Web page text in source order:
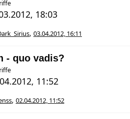
18:03
, 03.04.2012, 16:11
- quo vadis?
11:52
, 02.04.2012, 11:52